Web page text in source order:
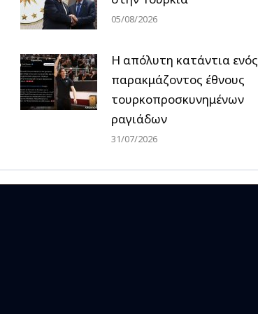
05/08/2026
Η απόλυτη κατάντια ενός
παρακμάζοντος έθνους
τουρκοπροσκυνημένων
ραγιάδων
31/07/2026